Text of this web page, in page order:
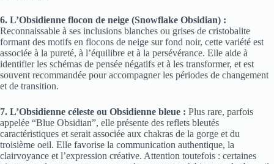
6. L’Obsidienne flocon de neige (Snowflake Obsidian) :
Reconnaissable à ses inclusions blanches ou grises de cristobalite
formant des motifs en flocons de neige sur fond noir, cette variété est
associée à la pureté, à l’équilibre et à la persévérance. Elle aide à
identifier les schémas de pensée négatifs et à les transformer, et est
souvent recommandée pour accompagner les périodes de changement
et de transition.
7. L’Obsidienne céleste ou Obsidienne bleue : Plus rare, parfois
appelée “Blue Obsidian”, elle présente des reflets bleutés
caractéristiques et serait associée aux chakras de la gorge et du
troisième oeil. Elle favorise la communication authentique, la
clairvoyance et l’expression créative. Attention toutefois : certaines